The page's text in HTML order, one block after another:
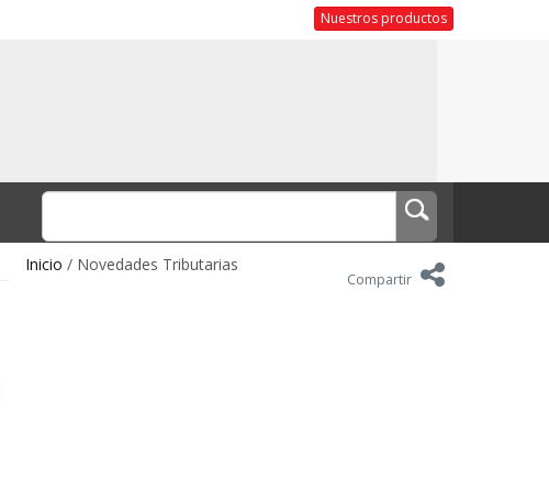
Nuestros productos
Inicio / Novedades Tributarias
Compartir